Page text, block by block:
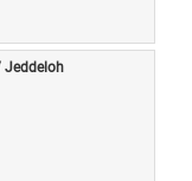
Jeddeloh